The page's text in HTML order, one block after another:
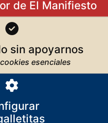
sin apoyarnos